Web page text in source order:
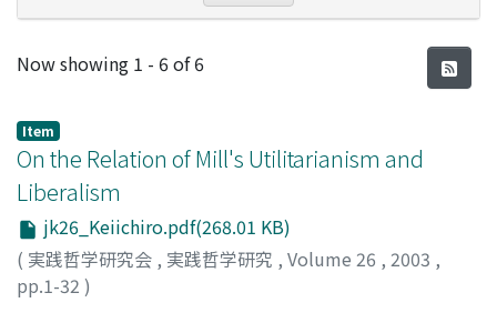
Recent Submissions
Now showing 1 - 6 of 6
Item
On the Relation of Mill's Utilitarianism and
Liberalism
jk26_Keiichiro.pdf(268.01 KB)
( 実践哲学研究会 , 実践哲学研究 , Volume 26 , 2003 ,
pp.1-32 )